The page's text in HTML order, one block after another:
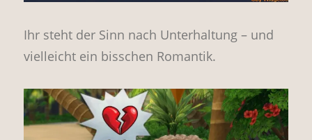
Ihr steht der Sinn nach Unterhaltung – und
vielleicht ein bisschen Romantik.